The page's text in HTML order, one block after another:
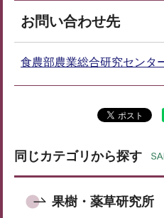
お問い合わせ先
食農部農業総合研究センタ
同じカテゴリから探す
果樹・薬草研究所